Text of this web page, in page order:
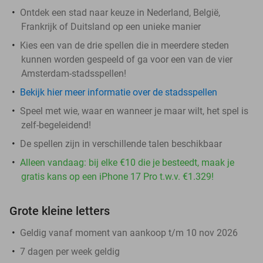
Ontdek een stad naar keuze in Nederland, België,
Frankrijk of Duitsland op een unieke manier
Kies een van de drie spellen die in meerdere steden
kunnen worden gespeeld of ga voor een van de vier
Amsterdam-stadsspellen!
Bekijk hier meer informatie over de stadsspellen
Speel met wie, waar en wanneer je maar wilt, het spel is
zelf-begeleidend!
De spellen zijn in verschillende talen beschikbaar
Alleen vandaag: bij elke €10 die je besteedt, maak je
gratis kans op een iPhone 17 Pro t.w.v. €1.329!
Grote kleine letters
Geldig vanaf moment van aankoop t/m 10 nov 2026
7 dagen per week geldig